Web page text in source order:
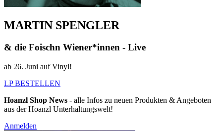
MARTIN SPENGLER
& die Foischn Wiener*innen - Live
ab 26. Juni auf Vinyl!
LP BESTELLEN
Hoanzl Shop News - alle Infos zu neuen Produkten & Angeboten
aus der Hoanzl Unterhaltungswelt!
Anmelden